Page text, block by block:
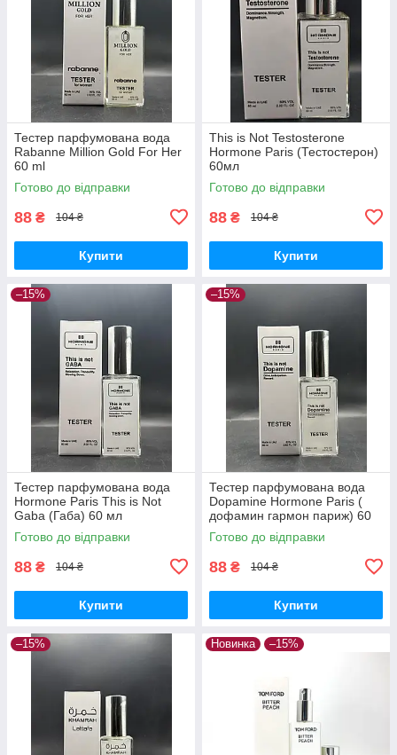
Тестер парфумована вода
Rabanne Million Gold For Her
60 ml
Готово до відправки
88 ₴ 104 ₴
Купити
This is Not Testosterone
Hormone Paris (Тестостерон)
60мл
Готово до відправки
88 ₴ 104 ₴
Купити
–15%
Тестер парфумована вода
Hormone Paris This is Not
Gaba (Габа) 60 мл
Готово до відправки
88 ₴ 104 ₴
Купити
–15%
Тестер парфумована вода
Dopamine Hormone Paris (
дофамин гармон париж) 60
мл
Готово до відправки
88 ₴ 104 ₴
Купити
–15% Новинка –15%